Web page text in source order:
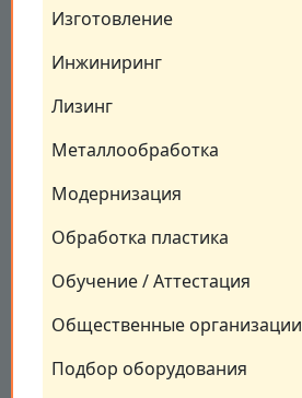
Изготовление
Инжиниринг
Лизинг
Металлообработка
Модернизация
Обработка пластика
Обучение / Аттестация
Общественные организации
Подбор оборудования